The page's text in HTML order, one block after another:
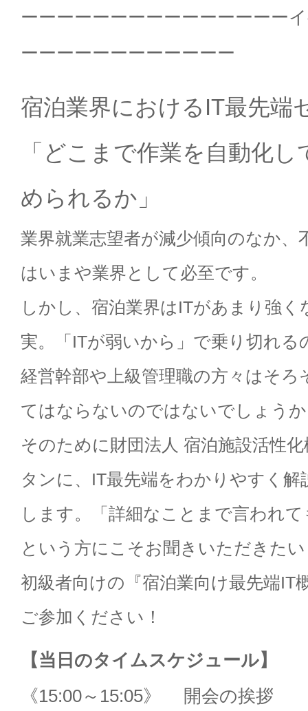
ーーーーーーーーーーーーーーー
ーーーーーーーーーーーー
宿泊業界におけるIT最先端
「どこまで作業を自動化
められるか」
業界就業志望者が減少傾向のなか、
はいまや業界として必至です。
しかし、宿泊業界はITがあまり強
実。「ITが弱いから」で乗り切れる
経営幹部や上級管理職の方々はそ
てはならないのではないでしょう
そのために財団法人 宿泊施設活性
タンに、IT最先端をわかりやすく
します。「詳細なことまで言われ
という方にこそお聞きいただきたい
初級者向けの『宿泊業向け最先端IT
ご参加ください！
【当日のタイムスケジュール】
《15:00～15:05》 開会の挨拶